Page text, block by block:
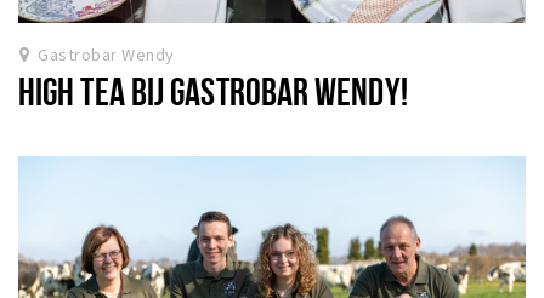
Gastrobar Wendy
HIGH TEA BIJ GASTROBAR WENDY!